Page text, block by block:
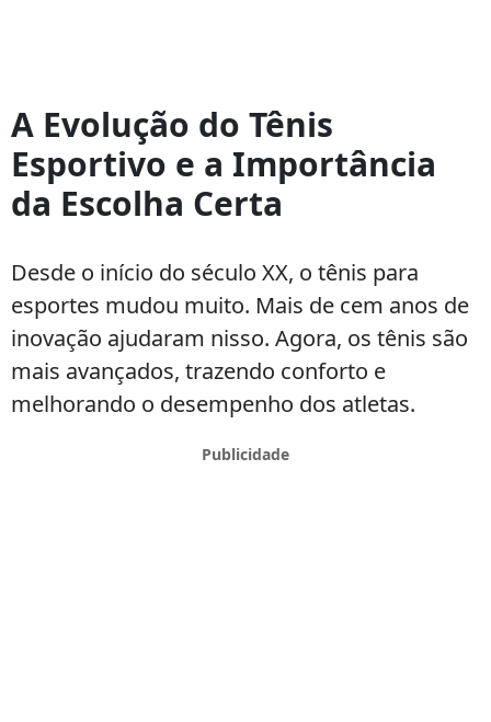
são
as
Melhores
Marcas
de
Esportivos:
Performance
Estilo
A Evolução do Tênis
Esportivo e a Importância
da Escolha Certa
Desde o início do século XX, o tênis para
esportes mudou muito. Mais de cem anos de
inovação ajudaram nisso. Agora, os tênis são
mais avançados, trazendo conforto e
melhorando o desempenho dos atletas.